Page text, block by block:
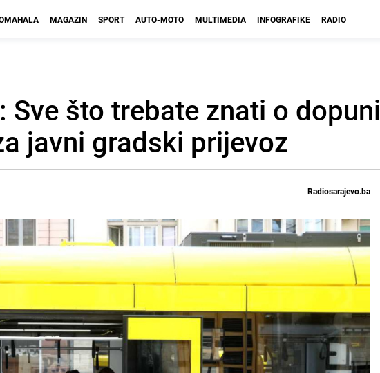
MAGAZIN SPORT AUTO-MOTO MULTIMEDIA INFOGRAFIKE RADIO
Sve što trebate znati o dopuni
javni gradski prijevoz
Radiosarajevo.ba